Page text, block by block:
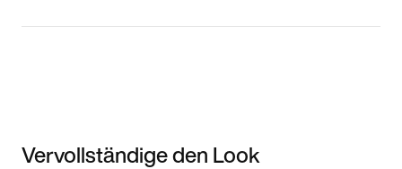
Vervollständige den Look